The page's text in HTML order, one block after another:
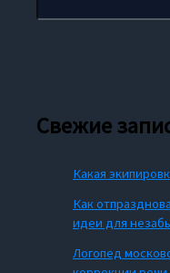
Свежие
Какая
Как
идеи для
Логопед